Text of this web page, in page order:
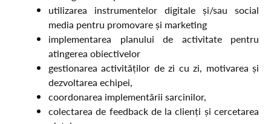
utilizarea instrumentelor digitale și/sau social
media pentru promovare și marketing
implementarea planului de activitate pentru
atingerea obiectivelor
gestionarea activităților de zi cu zi, motivarea și
dezvoltarea echipei,
coordonarea implementării sarcinilor,
colectarea de feedback de la clienți și cercetarea